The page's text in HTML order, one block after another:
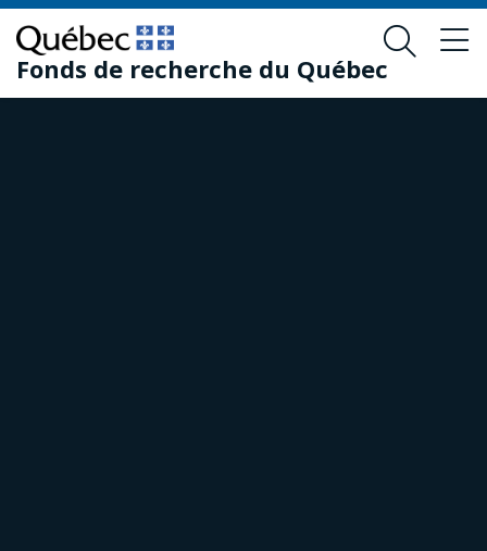
Passer
au
contenu
principal
Passer
au
pied
de
Fonds de recherche du Québec